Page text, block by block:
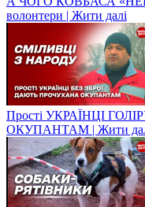
волонтери | Жити далі
Прості УКРАЇНЦІ
ОКУПАНТАМ | Жити